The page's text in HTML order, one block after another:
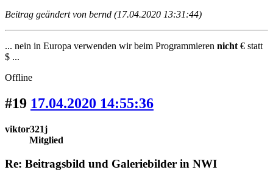
Beitrag geändert von bernd (17.04.2020 13:31:44)
... nein in Europa verwenden wir beim Programmieren nicht € statt
$ ...
Offline
#19 17.04.2020 14:55:36
viktor321j
Mitglied
Re: Beitragsbild und Galeriebilder in NWI